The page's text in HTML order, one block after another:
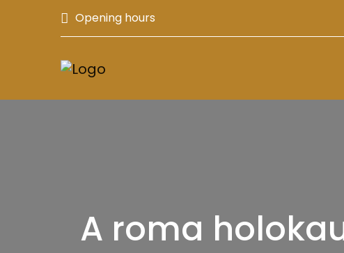
Opening hours
A roma